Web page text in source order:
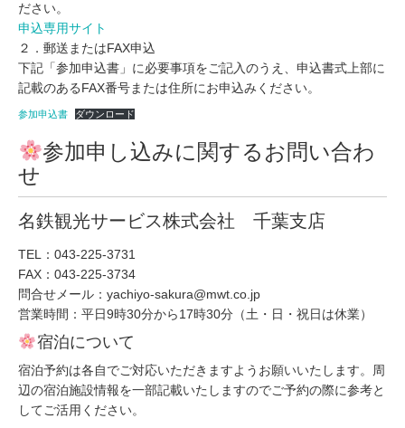
ださい。
申込専用サイト
２．郵送またはFAX申込
下記「参加申込書」に必要事項をご記入のうえ、申込書式上部に
記載のあるFAX番号または住所にお申込みください。
参加申込書 ダウンロード
参加申し込みに関するお問い合わ
せ
名鉄観光サービス株式会社 千葉支店
TEL：043-225-3731
FAX：043-225-3734
問合せメール：yachiyo-sakura@mwt.co.jp
営業時間：平日9時30分から17時30分（土・日・祝日は休業）
宿泊について
宿泊予約は各自でご対応いただきますようお願いいたします。周
辺の宿泊施設情報を一部記載いたしますのでご予約の際に参考と
してご活用ください。